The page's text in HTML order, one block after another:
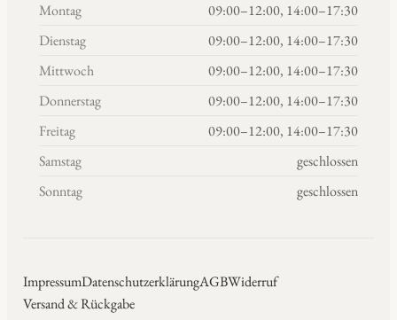
Montag
09:00–12:00, 14:00–17:30
Dienstag
09:00–12:00, 14:00–17:30
Mittwoch
09:00–12:00, 14:00–17:30
Donnerstag
09:00–12:00, 14:00–17:30
Freitag
09:00–12:00, 14:00–17:30
Samstag
geschlossen
Sonntag
geschlossen
ImpressumDatenschutzerklärungAGBWiderruf
Versand & Rückgabe